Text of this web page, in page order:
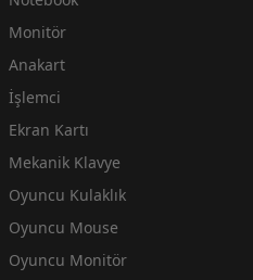
Monitör
Anakart
İşlemci
Ekran Kartı
Mekanik Klavye
Oyuncu Kulaklık
Oyuncu Mouse
Oyuncu Monitör